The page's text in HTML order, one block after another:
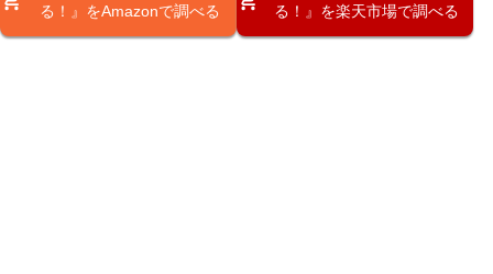
る！』をAmazonで調べる
る！』を楽天市場で調べる